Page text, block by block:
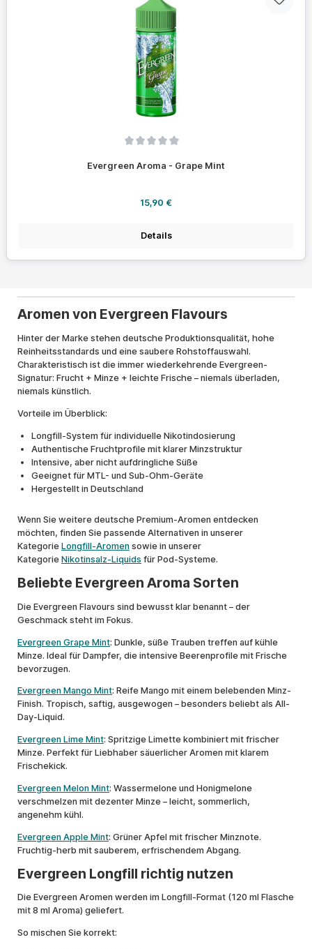
Evergreen Aroma - Grape Mint
Regulärer Preis:
15,90 €
Details
Aromen von Evergreen Flavours
Hinter der Marke stehen deutsche Produktionsqualität, hohe
Reinheitsstandards und eine saubere Rohstoffauswahl.
Charakteristisch ist die immer wiederkehrende Evergreen-
Signatur: Frucht + Minze + leichte Frische – niemals überladen,
niemals künstlich.
Vorteile im Überblick:
Longfill-System für individuelle Nikotindosierung
Authentische Fruchtprofile mit klarer Minzstruktur
Intensive, aber nicht aufdringliche Süße
Geeignet für MTL- und Sub-Ohm-Geräte
Hergestellt in Deutschland
Wenn Sie weitere deutsche Premium-Aromen entdecken
möchten, finden Sie passende Alternativen in unserer
Kategorie Longfill-Aromen sowie in unserer
Kategorie Nikotinsalz-Liquids für Pod-Systeme.
Beliebte Evergreen Aroma Sorten
Die Evergreen Flavours sind bewusst klar benannt – der
Geschmack steht im Fokus.
Evergreen Grape Mint: Dunkle, süße Trauben treffen auf kühle
Minze. Ideal für Dampfer, die intensive Beerenprofile mit Frische
bevorzugen.
Evergreen Mango Mint: Reife Mango mit einem belebenden Minz-
Finish. Tropisch, saftig, ausgewogen – besonders beliebt als All-
Day-Liquid.
Evergreen Lime Mint: Spritzige Limette kombiniert mit frischer
Minze. Perfekt für Liebhaber säuerlicher Aromen mit klarem
Frischekick.
Evergreen Melon Mint: Wassermelone und Honigmelone
verschmelzen mit dezenter Minze – leicht, sommerlich,
angenehm kühl.
Evergreen Apple Mint: Grüner Apfel mit frischer Minznote.
Fruchtig-herb mit sauberem, erfrischendem Abgang.
Evergreen Longfill richtig nutzen
Die Evergreen Aromen werden im Longfill-Format (120 ml Flasche
mit 8 ml Aroma) geliefert.
So mischen Sie korrekt: